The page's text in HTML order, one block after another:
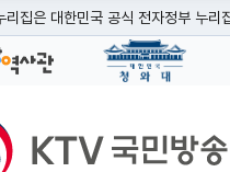
리집은 대한민국 공식 전자정부 누리
누리집 주소 확인하기
or.kr 또는 .kr등 다른 도메인 주소
인 공식 누리집보기
방송